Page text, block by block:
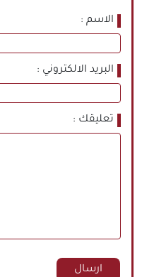
الاسم
البريد الالكتروني
تعليقك